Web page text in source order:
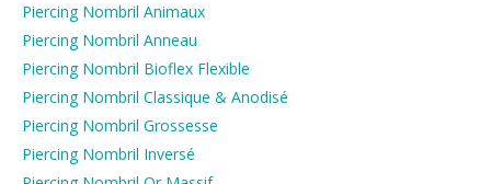
Piercing Nombril Animaux
Piercing Nombril Anneau
Piercing Nombril Bioflex Flexible
Piercing Nombril Classique & Anodisé
Piercing Nombril Grossesse
Piercing Nombril Inversé